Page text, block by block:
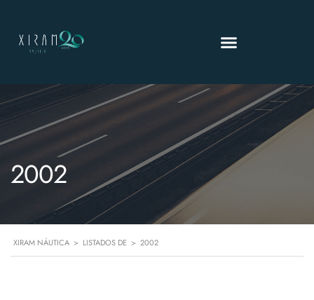
2002
XIRAM NÁUTICA > LISTADOS DE > 2002